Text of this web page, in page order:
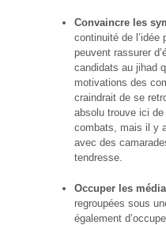
Convaincre les
continuité de l’idée
peuvent rassurer
candidats au jihad
motivations des
craindrait de se
absolu trouve ici
combats, mais il y
avec des
tendresse.
Occuper les
regroupées sous
également